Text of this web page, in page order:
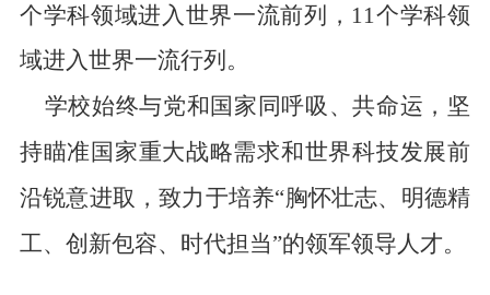
个学科领域进入世界一流前列，11个学科领
域进入世界一流行列。
学校始终与党和国家同呼吸、共命运，坚
持瞄准国家重大战略需求和世界科技发展前
沿锐意进取，致力于培养“胸怀壮志、明德精
工、创新包容、时代担当”的领军领导人才。